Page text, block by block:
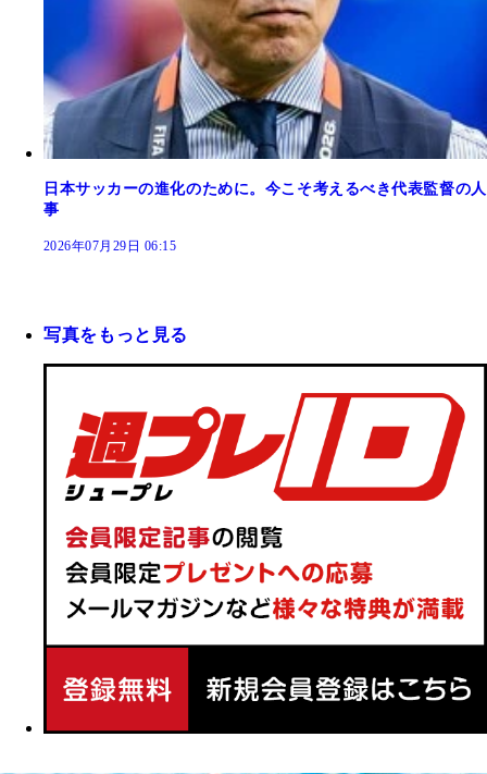
日本サッカーの進化のために。今こそ考えるべき代表監督の人
事
2026年07月29日 06:15
写真をもっと見る